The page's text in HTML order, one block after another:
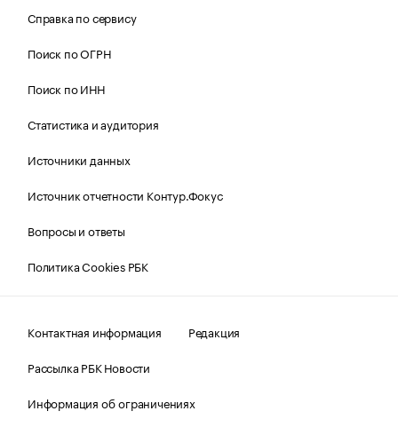
Справка по сервису
Поиск по ОГРН
Поиск по ИНН
Статистика и аудитория
Источники данных
Источник отчетности Контур.Фокус
Вопросы и ответы
Политика Cookies РБК
Контактная информация
Редакция
Рассылка РБК Новости
Информация об ограничениях